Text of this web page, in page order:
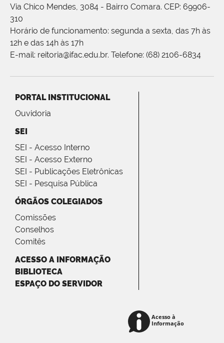
Via Chico Mendes, 3084 - Bairro Comara. CEP: 69906-
310
Horário de funcionamento: segunda a sexta, das 7h às
12h e das 14h às 17h
E-mail: reitoria@ifac.edu.br. Telefone: (68) 2106-6834
PORTAL INSTITUCIONAL
Ouvidoria
SEI
SEI - Acesso Interno
SEI - Acesso Externo
SEI - Publicações Eletrônicas
SEI - Pesquisa Pública
ÓRGÃOS COLEGIADOS
Comissões
Conselhos
Comitês
ACESSO A INFORMAÇÃO
BIBLIOTECA
ESPAÇO DO SERVIDOR